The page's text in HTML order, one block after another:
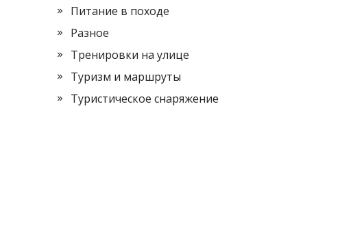
Питание в походе
Разное
Тренировки на улице
Туризм и маршруты
Туристическое снаряжение